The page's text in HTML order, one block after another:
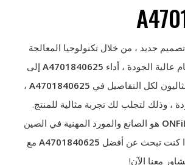
جديد ، من خلال تكنولوجيا المعالجة
عالية الجودة ، أداء A4701840625 إلى
لكل التفاصيل في A4701840625 ،
، وذلك لتجلب لك تجربة مثالية للمنتج.
هو الصانع والمورد المهنية في الصين
كنت تبحث عن أفضل A4701840625 مع
معنا الآن!